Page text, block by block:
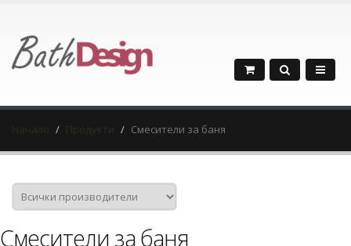
Начало Продукти Смесители за баня
Смесители за баня